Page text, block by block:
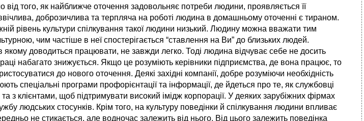
від того, як найближче оточення задовольняє потреби людини, проявляється її
доброзичлива та терпляча на роботі людина в домашньому оточенні є тираном.
рівень культури спілкування такої людини низький. Людину можна вважати тим
чим частіше в неї спостерігається “ставлення на Ви” до близьких людей.
якому доводиться працювати, не завжди легко. Тоді людина відчуває себе не досить
набагато знижується. Якщо це розуміють керівники підприємства, де вона працює, то
до нового оточення. Деякі західні компанії, добре розуміючи необхідність
спеціальні програми профорієнтації та інформації, де йдеться про те, як службовці
з клієнтами, щоб підтримувати високий імідж корпорації. У деяких зарубіжних фірмах
людських стосунків. Крім того, на культуру поведінки й спілкування людини впливає
не стикається, але водночас залежить від нього. Від цього залежить поведінка